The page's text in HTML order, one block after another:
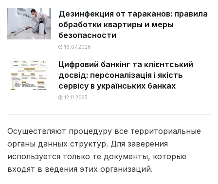
Дезинфекция от тараканов: правила
обработки квартиры и меры
безопасности
16.07.2026
Цифровий банкінг та клієнтський
досвід: персоналізація і якість
сервісу в українських банках
12.11.2025
Осуществляют процедуру все территориальные
органы данных структур. Для заверения
используется только те документы, которые
входят в ведения этих организаций.